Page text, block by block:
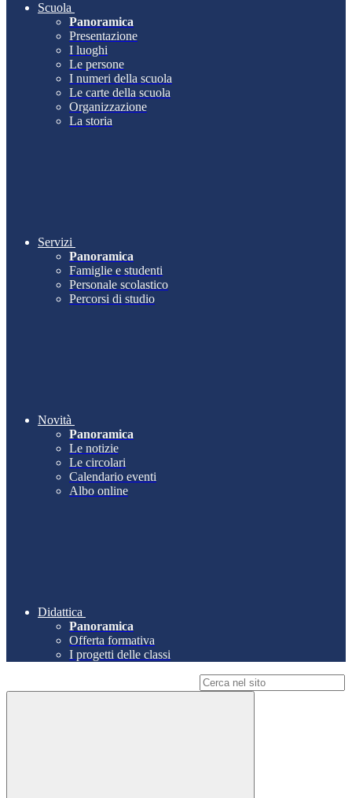
Scuola
Panoramica
Presentazione
I luoghi
Le persone
I numeri della scuola
Le carte della scuola
Organizzazione
La storia
Servizi
Panoramica
Famiglie e studenti
Personale scolastico
Percorsi di studio
Novità
Panoramica
Le notizie
Le circolari
Calendario eventi
Albo online
Didattica
Panoramica
Offerta formativa
I progetti delle classi